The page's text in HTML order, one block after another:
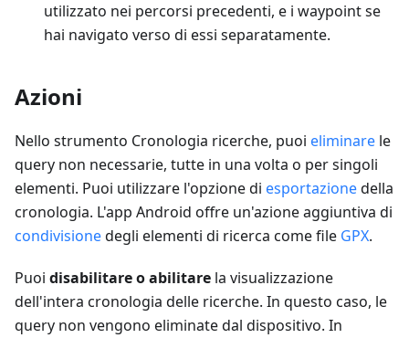
utilizzato nei percorsi precedenti, e i waypoint se
hai navigato verso di essi separatamente.
Azioni
Nello strumento Cronologia ricerche, puoi eliminare le
query non necessarie, tutte in una volta o per singoli
elementi. Puoi utilizzare l'opzione di esportazionedella
cronologia. L'app Android offre un'azione aggiuntiva di
condivisionedegli elementi di ricerca come file GPX.
Puoi disabilitare o abilitare la visualizzazione
dell'intera cronologia delle ricerche. In questo caso, le
query non vengono eliminate dal dispositivo. In